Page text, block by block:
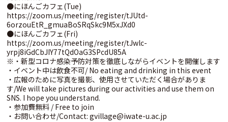
●にほんごカフェ(Tue)
https://zoom.us/meeting/register/tJUtd-
6orzouEtR_gmuaBoSRqSkc9M5xJXd0
●にほんごカフェ(Fri)
https://zoom.us/meeting/register/tJwlc-
yrpj8iGdCbJIY77tQdOaG3SPcdU85A
※・新型コロナ感染予防対策を徹底しながらイベントを開催します
・イベント中は飲食不可/ No eating and drinking in this event
・広報のために写真を撮影、使用させていただく場合がありま
す/We will take pictures during our activities and use them on
SNS. I hope you understand.
・参加費無料 / Free to join
・お問い合わせ/Contact: gvillage@iwate-u.ac.jp